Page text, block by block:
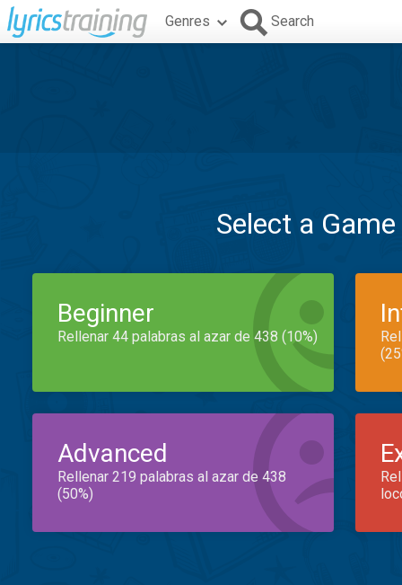
Genres Search
Select a
Beginner
Rellenar 44 palabras al azar de 438 (10%)
Advanced
Rellenar 219 palabras al azar de 438
(50%)